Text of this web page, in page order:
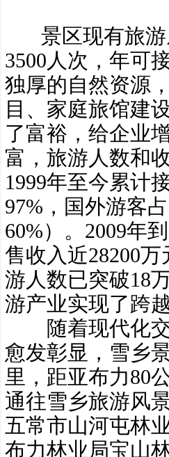
景区现有旅游
3500人次，年可
独厚的自然资源
目、家庭旅馆建
了富裕，给企业
富，旅游人数和
1999年至今累计
97%，国外游客
60%）。2009年
售收入近28200
游人数已突破18
游产业实现了跨
随着现代化
愈发彰显，雪乡
里，距亚布力80
通往雪乡旅游风
五常市山河屯林
布力林业局宝山